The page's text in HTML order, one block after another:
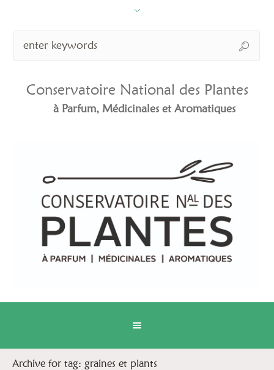
Conservatoire National des Plantes
à Parfum, Médicinales et Aromatiques
Archive for tag: graines et plants